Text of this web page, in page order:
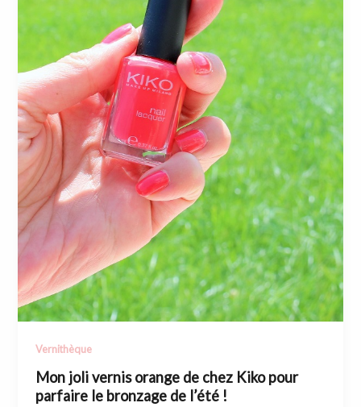
Vernithèque
Mon joli vernis orange de chez Kiko pour
parfaire le bronzage de l’été !